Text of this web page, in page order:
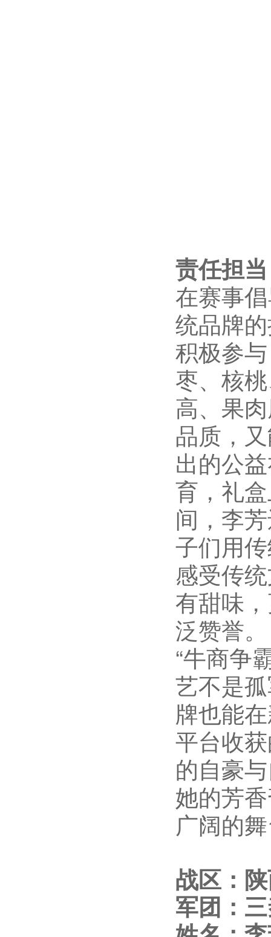
责任担
在赛事
统品牌
积极参与
枣、核
高、果
品质，
出的公
育，礼
间，李
子们用
感受传
有甜味
泛赞誉。
“牛商争
艺不是
牌也能
平台收
的自豪
她的芳
广阔的
战区：
军团：